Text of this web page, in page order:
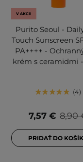
V AKCII
Purito Seoul -
Touch Sunscreen
PA++++ -
krém s ceramidmi
4
8,90
7,57 €
PRIDAŤ DO